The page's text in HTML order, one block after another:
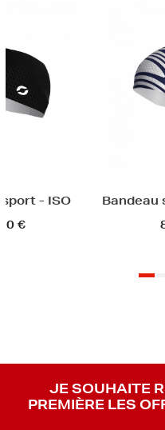
- ISO
€
Bandeau
JE SOUHAITE
PREMIÈRE LES